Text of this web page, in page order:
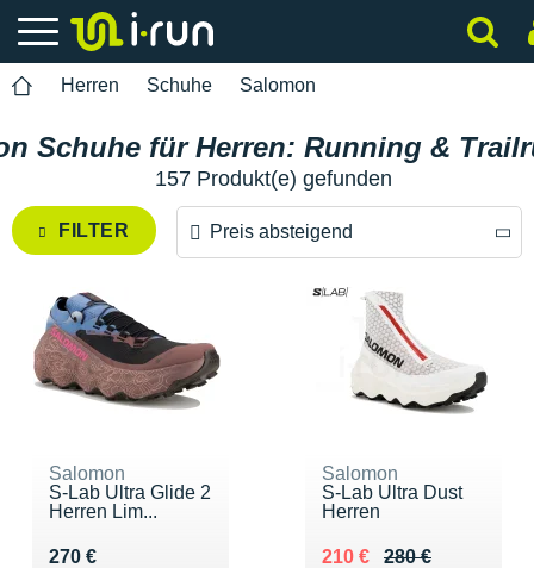
Herren Schuhe Salomon
Schuhe für Herren: Running &
157 Produkt(e) gefunden
FILTER Preis absteigend
Preis absteigend
Salomon
S-Lab Ultra Glide 2
Herren Lim...
270 €
Vendu 270 €
Salomon
S-Lab Ultra Dust
Herren
280 €
Au lieu de 280 €
210 €
Vendu 210 €